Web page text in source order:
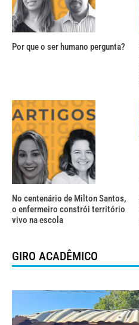
Por que o ser humano pergunta?
No centenário de Milton Santos,
o enfermeiro constrói território
vivo na escola
GIRO ACADÊMICO